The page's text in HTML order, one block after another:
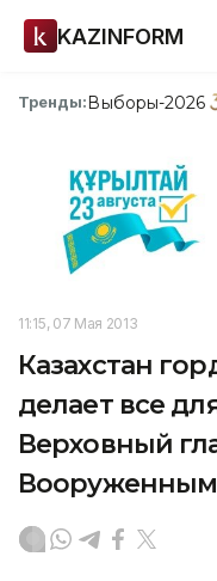
KAZINFORM
Тренды:Выборы-2026
11:15, 07 Мая 2013
Казахстан
делает все
Верховный